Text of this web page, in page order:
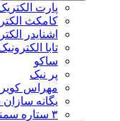
پارت
کامکث
اشنایدر
تابا
ساکو
پر نیک
مهراس کویر
یگانه
۳ ستاره سمنان